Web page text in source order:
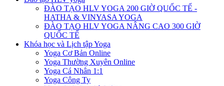
ĐÀO TẠO HLV YOGA 200 GIỜ QUỐC TẾ -
HATHA & VINYASA YOGA
ĐÀO TẠO HLV YOGA NÂNG CAO 300 GIỜ
QUỐC TẾ
Khóa học và Lịch tập Yoga
Yoga Cơ Bản Online
Yoga Thường Xuyên Online
Yoga Cá Nhân 1:1
Yoga Công Ty